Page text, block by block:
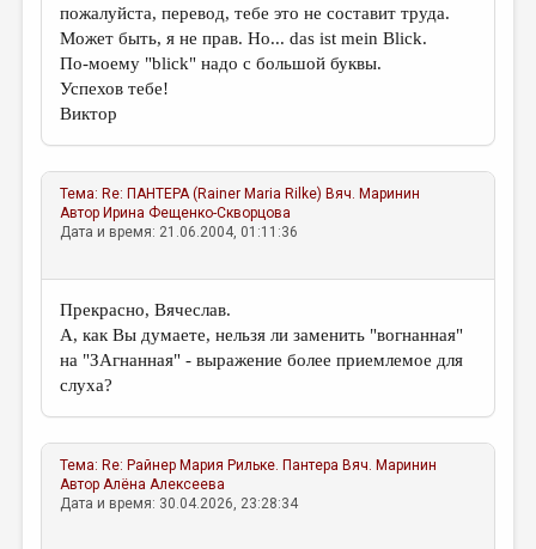
пожалуйста, перевод, тебе это не составит труда.
Может быть, я не прав. Но... das ist mein Blick.
По-моему "blick" надо с большой буквы.
Успехов тебе!
Виктор
Тема: Re: ПАНТЕРА (Rainer Maria Rilke) Вяч. Маринин
Автор Ирина Фещенко-Скворцова
Дата и время: 21.06.2004, 01:11:36
Прекрасно, Вячеслав.
А, как Вы думаете, нельзя ли заменить "вогнанная"
на "ЗАгнанная" - выражение более приемлемое для
слуха?
Тема: Re: Райнер Мария Рильке. Пантера Вяч. Маринин
АвторАлёна Алексеева
Дата и время: 30.04.2026, 23:28:34